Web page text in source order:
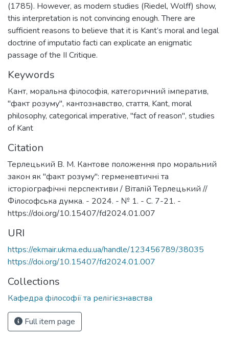
(1785). However, as modern studies (Riedel, Wolff) show,
this interpretation is not convincing enough. There are
sufficient reasons to believe that it is Kant’s moral and legal
doctrine of imputatio facti can explicate an enigmatic
passage of the II Critique.
Keywords
Кант, моральна філософія, категоричний імператив,
"факт розуму", кантознавство, стаття, Kant, moral
philosophy, categorical imperative, "fact of reason", studies
of Kant
Citation
Терлецький В. М. Кантове положення про моральний
закон як "факт розуму": герменевтичні та
історіографічні перспективи / Віталій Терлецький //
Філософська думка. - 2024. - № 1. - С. 7-21. -
https://doi.org/10.15407/fd2024.01.007
URI
https://ekmair.ukma.edu.ua/handle/123456789/38035
https://doi.org/10.15407/fd2024.01.007
Collections
Кафедра філософії та релігієзнавства
Full item page